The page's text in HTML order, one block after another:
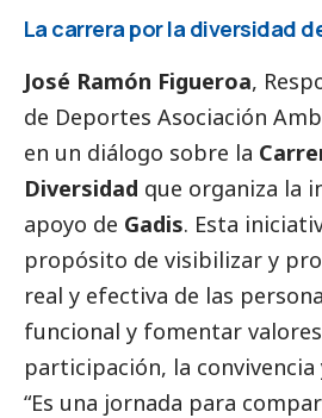
La carrera por la diversidad
José Ramón Figueroa,
de Deportes Asociación
en un diálogo sobre la
Diversidad que organiza la
apoyo de Gadis. Esta
propósito de visibilizar y
real y efectiva de las
funcional y fomentar
participación, la convivencia
“Es una jornada para